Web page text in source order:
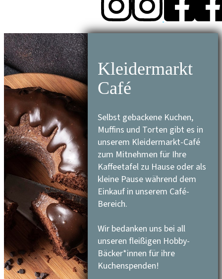
Kleidermarkt
Café
Selbst gebackene Kuchen,
Muffins und Torten gibt es in
unserem Kleidermarkt-Café
zum Mitnehmen für Ihre
Kaffeetafel zu Hause oder als
kleine Pause während dem
Einkauf in unserem Café-
Bereich.
Wir bedanken uns bei all
unseren fleißigen Hobby-
Bäcker*innen für ihre
Kuchenspenden!